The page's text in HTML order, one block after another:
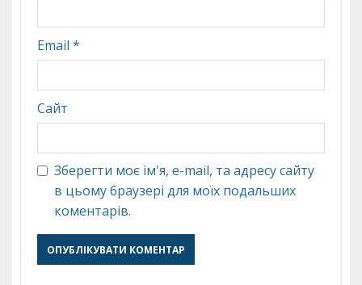
Email *
Сайт
Зберегти моє ім'я, e-mail, та адресу сайту
в цьому браузері для моїх подальших
коментарів.